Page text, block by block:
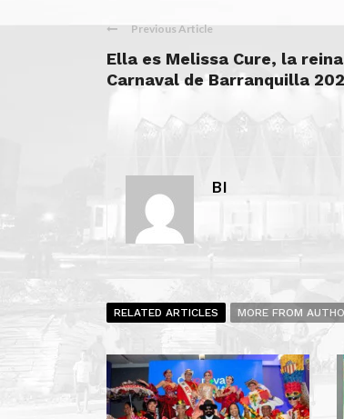
Previous Article
Ella es Melissa Cure, la
Carnaval de Barranquilla
BI
RELATED ARTICLES MORE FROM